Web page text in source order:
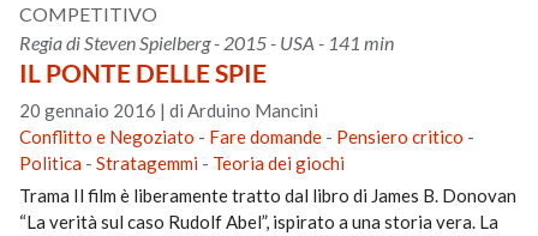
COMPETITIVO
Regia di Steven Spielberg - 2015 - USA - 141 min
IL PONTE DELLE SPIE
20 gennaio 2016 |di Arduino Mancini
Conflitto e Negoziato - Fare domande - Pensiero critico -
Politica -Stratagemmi - Teoria dei giochi
Trama Il film è liberamente tratto dal libro di James B. Donovan
“La verità sul caso Rudolf Abel”, ispirato a una storia vera. La